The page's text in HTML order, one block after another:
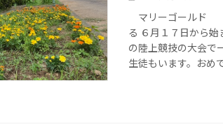
マリーゴールド （
る ６月１７日から
の陸上競技の大会で
生徒もいます。おめ